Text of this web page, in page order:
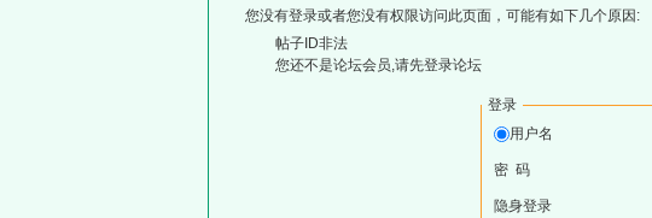
您没有登录或者您没有权限访问此页面，可能有如下几个原因:
帖子ID非法
您还不是论坛会员,请先登录论坛
登录
用户名
密 码
隐身登录